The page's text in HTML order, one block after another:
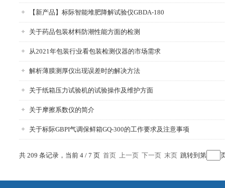
【新产品】标际智能堆肥降解试验仪GBDA-180
关于药品包装材料防潮性能方面的检测
从2021年包装行业看包装检测仪器的市场需求
解析薄膜测厚仪出现误差时的解决方法
关于纸箱压力试验机的试验操作及维护方面
关于摩擦系数仪的简介
关于标际GBPI气调保鲜箱GQ-300的工作要求及注意事项
共 209 条记录，当前 4 / 7 页 首页 上一页 下一页 末页 跳转到第